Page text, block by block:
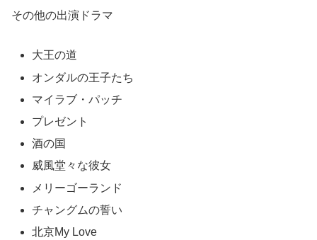
その他の出演ドラマ
大王の道
オンダルの王子たち
マイラブ・パッチ
プレゼント
酒の国
威風堂々な彼女
メリーゴーランド
チャングムの誓い
北京My Love